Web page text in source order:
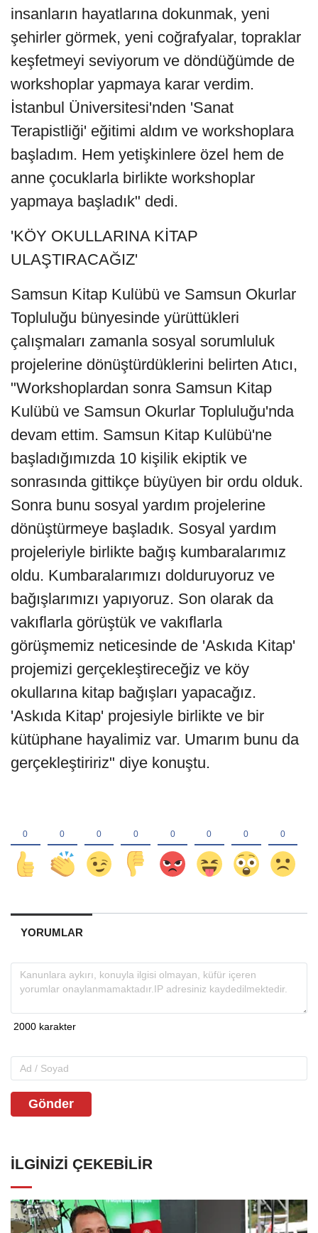
insanların hayatlarına dokunmak, yeni
şehirler görmek, yeni coğrafyalar, topraklar
keşfetmeyi seviyorum ve döndüğümde de
workshoplar yapmaya karar verdim.
İstanbul Üniversitesi'nden 'Sanat
Terapistliği' eğitimi aldım ve workshoplara
başladım. Hem yetişkinlere özel hem de
anne çocuklarla birlikte workshoplar
yapmaya başladık" dedi.
'KÖY OKULLARINA KİTAP
ULAŞTIRACAĞIZ'
Samsun Kitap Kulübü ve Samsun Okurlar
Topluluğu bünyesinde yürüttükleri
çalışmaları zamanla sosyal sorumluluk
projelerine dönüştürdüklerini belirten Atıcı,
"Workshoplardan sonra Samsun Kitap
Kulübü ve Samsun Okurlar Topluluğu'nda
devam ettim. Samsun Kitap Kulübü'ne
başladığımızda 10 kişilik ekiptik ve
sonrasında gittikçe büyüyen bir ordu olduk.
Sonra bunu sosyal yardım projelerine
dönüştürmeye başladık. Sosyal yardım
projeleriyle birlikte bağış kumbaralarımız
oldu. Kumbaralarımızı dolduruyoruz ve
bağışlarımızı yapıyoruz. Son olarak da
vakıflarla görüştük ve vakıflarla
görüşmemiz neticesinde de 'Askıda Kitap'
projemizi gerçekleştireceğiz ve köy
okullarına kitap bağışları yapacağız.
'Askıda Kitap' projesiyle birlikte ve bir
kütüphane hayalimiz var. Umarım bunu da
gerçekleştiririz" diye konuştu.
YORUMLAR
Gönder
İLGINIZI ÇEKEBILIR